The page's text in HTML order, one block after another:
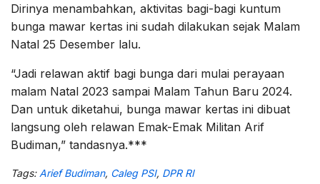
Dirinya menambahkan, aktivitas bagi-bagi kuntum
bunga mawar kertas ini sudah dilakukan sejak Malam
Natal 25 Desember lalu.
“Jadi relawan aktif bagi bunga dari mulai perayaan
malam Natal 2023 sampai Malam Tahun Baru 2024.
Dan untuk diketahui, bunga mawar kertas ini dibuat
langsung oleh relawan Emak-Emak Militan Arif
Budiman,” tandasnya.***
Tags: Arief Budiman, Caleg PSI, DPR RI